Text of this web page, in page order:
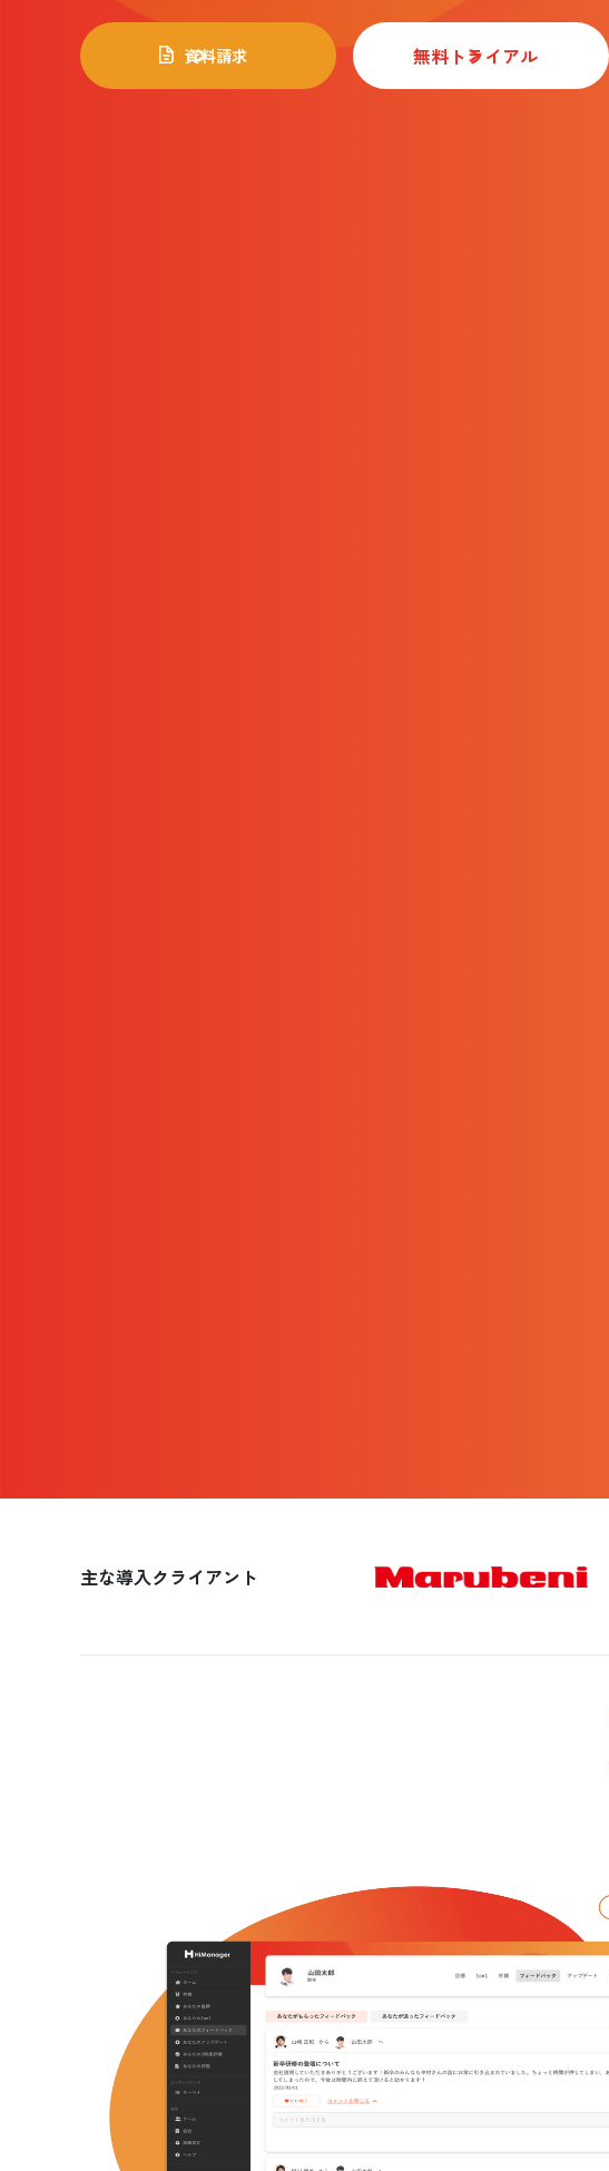
資料請求 無料トライアル
主な導入クライアント